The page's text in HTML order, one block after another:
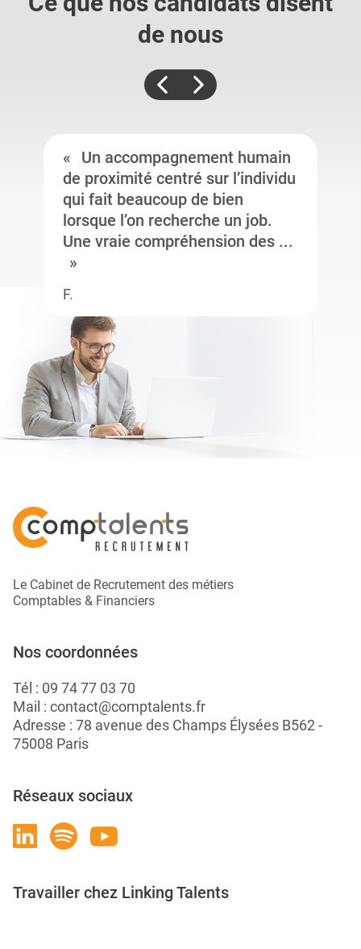
de nous
Un accompagnement humain
de proximité centré sur l’individu
qui fait beaucoup de bien
lorsque l’on recherche un job.
Une vraie compréhension des ...
F.
Le Cabinet de Recrutement des métiers
Comptables & Financiers
Nos coordonnées
Tél : 09 74 77 03 70
Mail : contact@comptalents.fr
Adresse : 78 avenue des Champs Élysées B562 -
75008 Paris
Réseaux sociaux
Travailler chez Linking Talents